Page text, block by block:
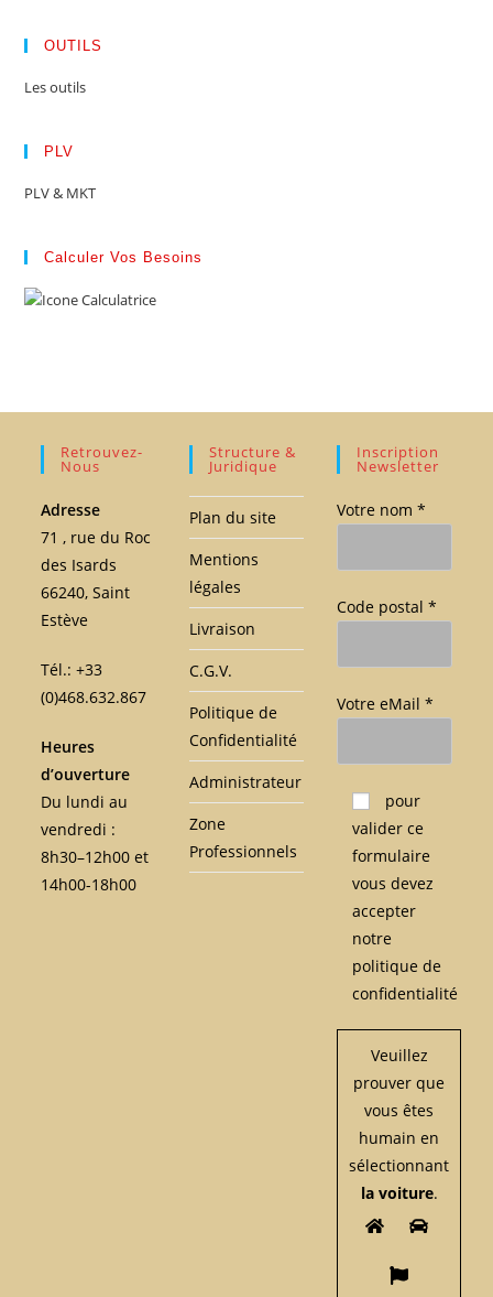
OUTILS
Les outils
PLV
PLV & MKT
Calculer Vos Besoins
Retrouvez-
Nous
Adresse
71 , rue du Roc
des Isards
66240, Saint
Estève
Tél.: +33
(0)468.632.867
Heures
d’ouverture
Du lundi au
vendredi :
8h30–12h00 et
14h00-18h00
Structure &
Juridique
Plan du site
Mentions
légales
Livraison
C.G.V.
Politique de
Confidentialité
Administrateur
Zone
Professionnels
Inscription
Newsletter
Votre nom *
Code postal *
Votre eMail *
Veuillez laisser ce
pour
valider ce
formulaire
vous devez
accepter
notre
politique de
confidentialité
Veuillez
prouver que
vous êtes
humain en
sélectionnant
la voiture.